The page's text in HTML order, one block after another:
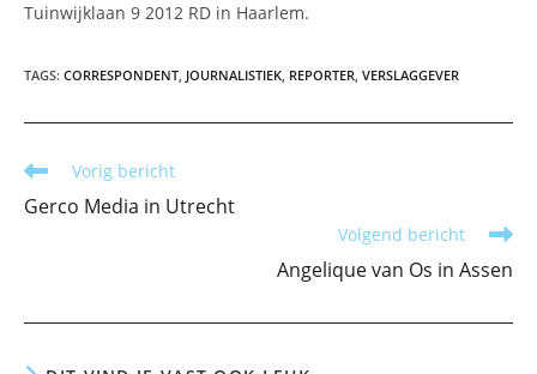
Tuinwijklaan 9 2012 RD in Haarlem.
TAGS: CORRESPONDENT, JOURNALISTIEK, REPORTER, VERSLAGGEVER
Lees
artikelen
Vorig bericht
Gerco Media in Utrecht
Volgend bericht
Angelique van Os in Assen